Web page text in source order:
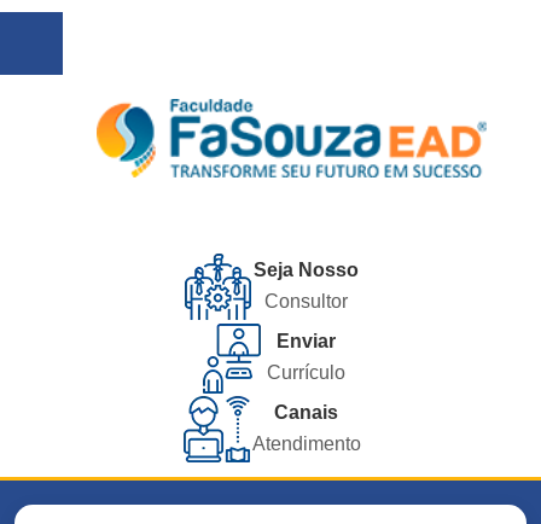
Seja Nosso
Consultor
Enviar
Currículo
Canais
Atendimento